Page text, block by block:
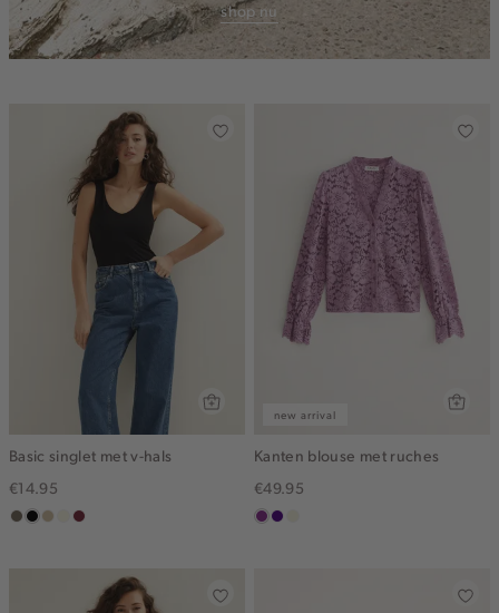
shop nu
Basic singlet met v-hals
€14.95
middenbruin
zwartlichtzand
wit,bordeaux
new arrival
Kanten blouse met ruches
€49.95
middenpaars
indigo